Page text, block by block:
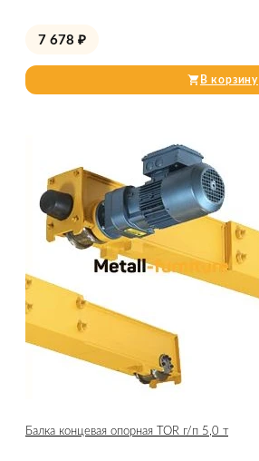
7 678 ₽
В корзину
Балка концевая опорная TOR г/п 5,0 т